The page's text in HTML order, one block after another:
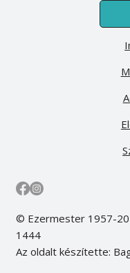
© Ezermester 1957-
1444
Az oldalt készítette: